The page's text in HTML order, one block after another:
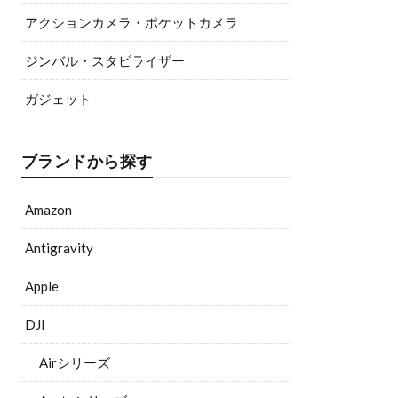
アクションカメラ・ポケットカメラ
ジンバル・スタビライザー
ガジェット
ブランドから探す
Amazon
Antigravity
Apple
DJI
Airシリーズ